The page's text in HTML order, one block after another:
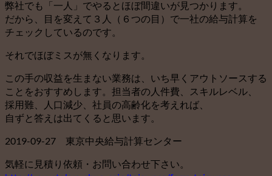
弊社でも「一人」でやるとほぼ間違いが見つかります。
だから、目を変えて３人（６つの目）で一社の給与計算を
チェックしているのです。
それでほぼミスが無くなります。
この手の収益を生まない業務は、いち早くアウトソースする
ことをおすすめします。担当者の人件費、スキルレベル、
採用難、人口減少、社員の高齢化を考えれば、
自ずと答えは出てくると思います。
2019-09-27 東京中央給与計算センター
気軽に見積り依頼・お問い合わせ下さい。